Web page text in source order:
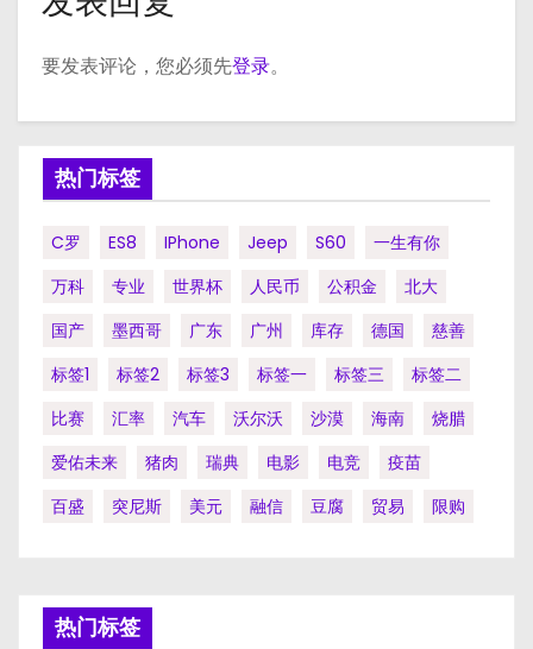
要发表评论，您必须先登录。
热门标签
C罗 ES8 IPhone Jeep S60
一生有你
万科
专业 世界杯 人民币 公积金
北大
国产
墨西哥 广东 广州 库存 德国
慈善
标签1
标签2 标签3 标签一 标签三
标签二
比赛
汇率 汽车 沃尔沃 沙漠 海南
烧腊
爱佑未来
猪肉 瑞典 电影 电竞
疫苗
百盛
突尼斯 美元 融信 豆腐 贸易 限购
热门标签